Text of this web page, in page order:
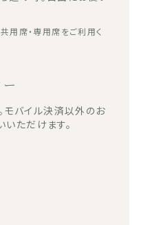
席・専用席をご利用く
モバイル決済以外のお
ただけます。